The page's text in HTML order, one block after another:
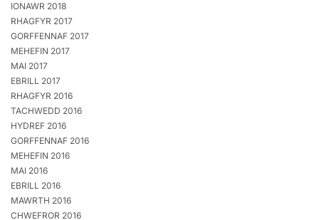
IONAWR 2018
RHAGFYR 2017
GORFFENNAF 2017
MEHEFIN 2017
MAI 2017
EBRILL 2017
RHAGFYR 2016
TACHWEDD 2016
HYDREF 2016
GORFFENNAF 2016
MEHEFIN 2016
MAI 2016
EBRILL 2016
MAWRTH 2016
CHWEFROR 2016